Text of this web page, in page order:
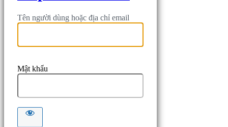
Tên người dùng hoặc địa chỉ email
Mật khẩu